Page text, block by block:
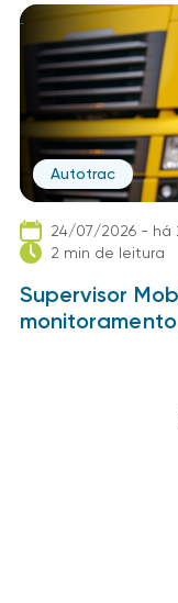
Autotrac
24/07/2026 - há
2 min de leitura
Supervisor